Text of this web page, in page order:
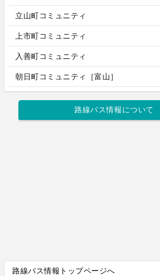
立山町コミュニティ
上市町コミュニティ
入善町コミュニティ
朝日町コミュニティ［富山］
路線バス情報について
路線バス情報トップページへ